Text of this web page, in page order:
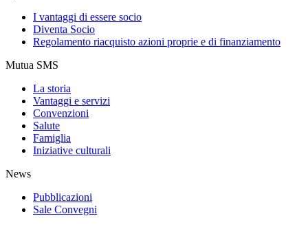
I vantaggi di essere socio
Diventa Socio
Regolamento riacquisto azioni proprie e di finanziamento
Mutua SMS
La storia
Vantaggi e servizi
Convenzioni
Salute
Famiglia
Iniziative culturali
News
Pubblicazioni
Sale Convegni